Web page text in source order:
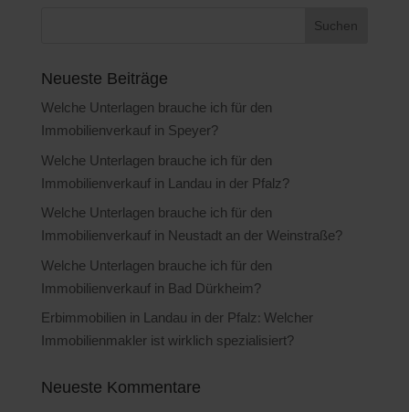
Neueste Beiträge
Welche Unterlagen brauche ich für den
Immobilienverkauf in Speyer?
Welche Unterlagen brauche ich für den
Immobilienverkauf in Landau in der Pfalz?
Welche Unterlagen brauche ich für den
Immobilienverkauf in Neustadt an der Weinstraße?
Welche Unterlagen brauche ich für den
Immobilienverkauf in Bad Dürkheim?
Erbimmobilien in Landau in der Pfalz: Welcher
Immobilienmakler ist wirklich spezialisiert?
Neueste Kommentare